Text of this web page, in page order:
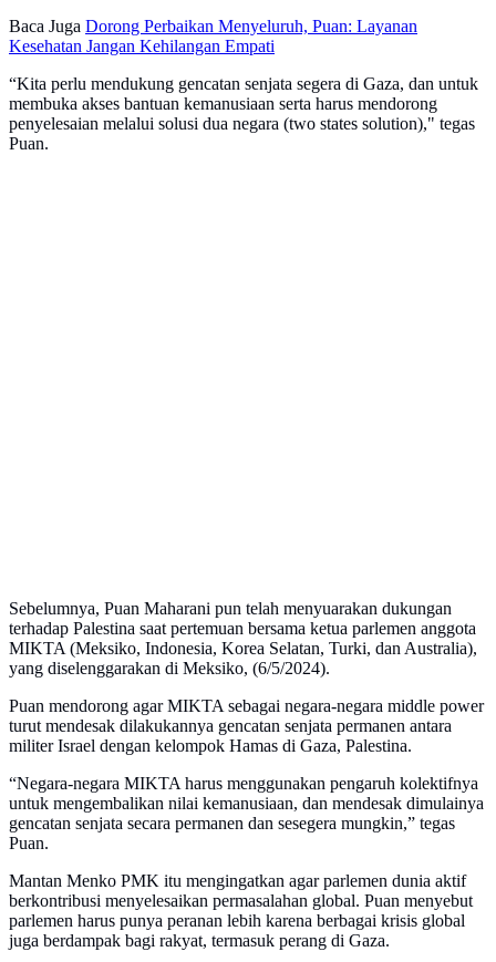
Baca Juga Dorong Perbaikan Menyeluruh, Puan: Layanan
Kesehatan Jangan Kehilangan Empati
“Kita perlu mendukung gencatan senjata segera di Gaza, dan untuk
membuka akses bantuan kemanusiaan serta harus mendorong
penyelesaian melalui solusi dua negara (two states solution)," tegas
Puan.
Sebelumnya, Puan Maharani pun telah menyuarakan dukungan
terhadap Palestina saat pertemuan bersama ketua parlemen anggota
MIKTA (Meksiko, Indonesia, Korea Selatan, Turki, dan Australia),
yang diselenggarakan di Meksiko, (6/5/2024).
Puan mendorong agar MIKTA sebagai negara-negara middle power
turut mendesak dilakukannya gencatan senjata permanen antara
militer Israel dengan kelompok Hamas di Gaza, Palestina.
“Negara-negara MIKTA harus menggunakan pengaruh kolektifnya
untuk mengembalikan nilai kemanusiaan, dan mendesak dimulainya
gencatan senjata secara permanen dan sesegera mungkin,” tegas
Puan.
Mantan Menko PMK itu mengingatkan agar parlemen dunia aktif
berkontribusi menyelesaikan permasalahan global. Puan menyebut
parlemen harus punya peranan lebih karena berbagai krisis global
juga berdampak bagi rakyat, termasuk perang di Gaza.